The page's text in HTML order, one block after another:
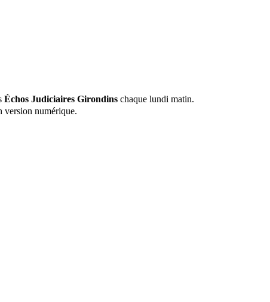
Échos Judiciaires Girondins chaque lundi matin.
version numérique.